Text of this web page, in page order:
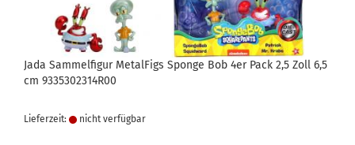
Jada Sammelfigur MetalFigs Sponge Bob 4er Pack 2,5 Zoll 6,5
cm 9335302314R00
Lieferzeit: nicht verfügbar